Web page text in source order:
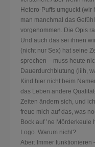
Hetero-Puffs umguckt
man manchmal das
vorgenommen. Die Opis
Und auch das sei ihnen
(nicht nur Sex) hat seine
sprechen – muss heute
Dauerdurchblutung (iiih,
Kind hier nicht beim
das Leben andere
Zeiten ändern sich, und
freue mich auf das, was
Bock auf ’ne Mörderkeule
Logo. Warum nicht?
Aber: Immer funktionieren